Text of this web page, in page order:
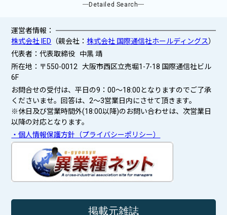
─Detailed Search─
運営者情報：
株式会社 IED （親会社：株式会社 国際通信社ホールディングス）
代表者：代表取締役 中黒 靖
所在地：〒550-0012 大阪市西区立売堀1-7-18 国際通信社ビル
6F
お問合せの受付は、平日の9：00～18:00となりますのでご了承
くださいませ。回答は、2〜3営業日内にさせて頂きます。
※休日及び営業時間外(18:00以降)のお問い合わせは、次営業日
以降の対応となります。
・個人情報保護方針（プライバシーポリシー）
掲載元雑誌